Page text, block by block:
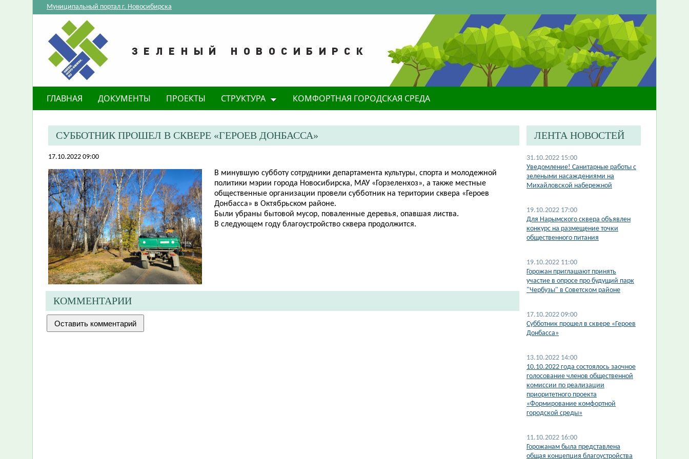
Муниципальный портал г. Новосибирска
ГЛАВНАЯ ДОКУМЕНТЫ ПРОЕКТЫ СТРУКТУРА КОМФОРТНАЯ ГОРОДСКАЯ СРЕДА
СУББОТНИК ПРОШЕЛ В СКВЕРЕ «ГЕРОЕВ ДОНБАССА»
17.10.2022 09:00
В минувшую субботу сотрудники департамента культуры, спорта и молодежной
политики мэрии города Новосибирска, МАУ «Горзеленхоз», а также местные
общественные организации провели субботник на територии сквера « Героев
Донбасса» в Октябрьском районе.
Были убраны бытовой мусор, поваленные деревья, опавшая листва.
В следующем году благоустройство сквера продолжится.
КОММЕНТАРИИ
ЛЕНТА НОВОСТЕЙ
31.10.2022 15:00
Уведомление! Санитарные работы с
зелеными насаждениями на
Михайловской набережной
19.10.2022 17:00
​Для Нарымского сквера объявлен
конкурс на размещение точки
общественного питания
19.10.2022 11:00
Горожан приглашают принять
участие в опросе про будущий парк
"Чербузы" в Советском районе
17.10.2022 09:00
Субботник прошел в сквере «Героев
Донбасса»
13.10.2022 14:00
10.10.2022 года состоялось заочное
голосование членов общественной
комиссии по реализации
приоритетного проекта
«Формирование комфортной
городской среды»
11.10.2022 16:00
Горожанам была представлена
общая концепция благоустройства